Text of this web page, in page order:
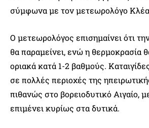
σύμφωνα με τον μετεωρολόγο
Ο μετεωρολόγος επισημαίνει ότι
θα παραμείνει, ενώ η θερμοκρασία
οριακά κατά 1-2 βαθμούς.
σε πολλές περιοχές της
πιθανώς στο βορειοδυτικό Αιγαίο,
επιμένει κυρίως στα δυτικά.